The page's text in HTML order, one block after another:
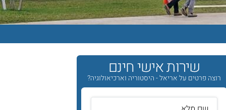
שירות אישי חינם
רוצה פרטים על אריאל - היסטוריה וארכיאולוגיה?